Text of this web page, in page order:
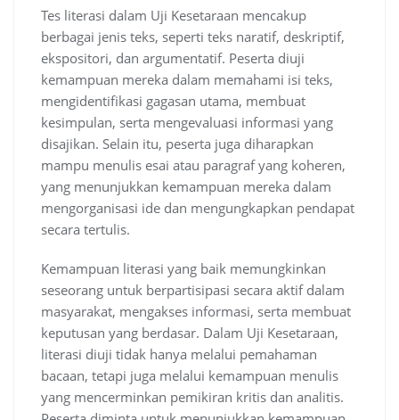
Tes literasi dalam Uji Kesetaraan mencakup
berbagai jenis teks, seperti teks naratif, deskriptif,
ekspositori, dan argumentatif. Peserta diuji
kemampuan mereka dalam memahami isi teks,
mengidentifikasi gagasan utama, membuat
kesimpulan, serta mengevaluasi informasi yang
disajikan. Selain itu, peserta juga diharapkan
mampu menulis esai atau paragraf yang koheren,
yang menunjukkan kemampuan mereka dalam
mengorganisasi ide dan mengungkapkan pendapat
secara tertulis.
Kemampuan literasi yang baik memungkinkan
seseorang untuk berpartisipasi secara aktif dalam
masyarakat, mengakses informasi, serta membuat
keputusan yang berdasar. Dalam Uji Kesetaraan,
literasi diuji tidak hanya melalui pemahaman
bacaan, tetapi juga melalui kemampuan menulis
yang mencerminkan pemikiran kritis dan analitis.